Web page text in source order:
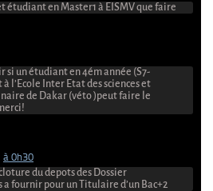
étudiant en Master1 à EISMV que faire
si un étudiant en 4ém année (S7-
l’Ecole Inter Etat des sciences et
de Dakar (véto )peut faire le
à 0h30
du depots des Dossier
a fournir pour un Titulaire d’un Bac+2